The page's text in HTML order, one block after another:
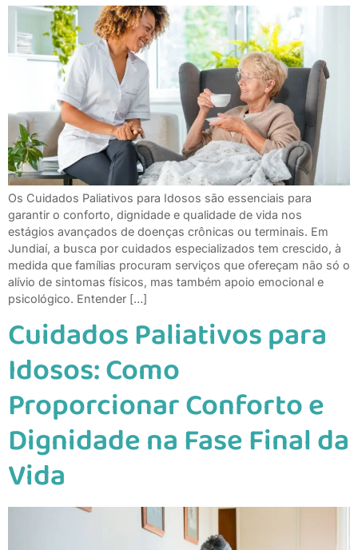
Os Cuidados Paliativos para Idosos são essenciais para
garantir o conforto, dignidade e qualidade de vida nos
estágios avançados de doenças crônicas ou terminais. Em
Jundiaí, a busca por cuidados especializados tem crescido, à
medida que famílias procuram serviços que ofereçam não só o
alívio de sintomas físicos, mas também apoio emocional e
psicológico. Entender […]
Cuidados Paliativos para
Idosos: Como
Proporcionar Conforto e
Dignidade na Fase Final da
Vida